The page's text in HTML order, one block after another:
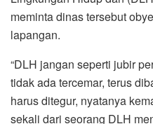
meminta dinas tersebut
lapangan.
“DLH jangan seperti jubir
tidak ada tercemar, terus
harus ditegur, nyatanya
sekali dari seorang DLH